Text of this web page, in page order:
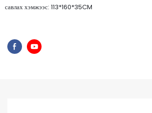
савлах хэмжээс: 113*160*35CM